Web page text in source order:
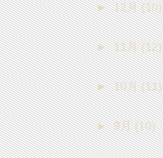
►12月(10)
►11月(12)
►10月(11)
►9月(10)